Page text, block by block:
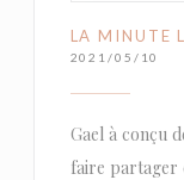
LA MINUTE
2021/05/10
Gael à conçu
faire partager